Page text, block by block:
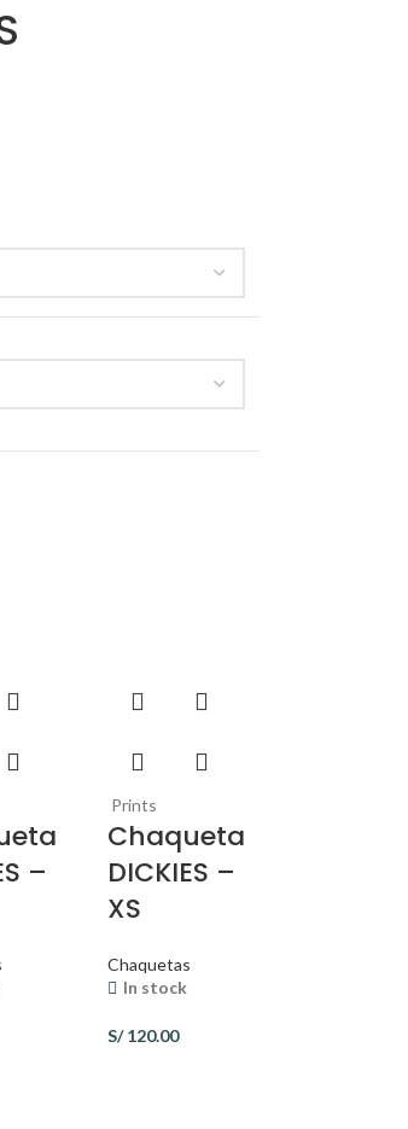
–
Prints
Chaqueta
DICKIES –
XS
Chaquetas
In stock
S/120.00